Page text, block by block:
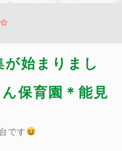
始まりまし
保育園＊能見
です